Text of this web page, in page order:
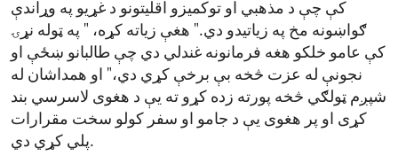
کې چې د مذهبي او توکمیزو اقلیتونو د غړيو په وړاندې
ګواښونه مخ په زیاتیدو دي." هغې زیاته کړه، " په ټوله نړۍ
کې عامو خلکو هغه فرمانونه غندلي دي چې طالبانو ښځې او
نجونې له عزت څخه بې برخې کړي دي،" او همداشان له
شپږم ټولګي څخه پورته زده کړو ته یې د هغوی لاسرسي بند
کړی او پر هغوی یې د جامو او سفر کولو سخت مقرارات
پلي کړي دي.